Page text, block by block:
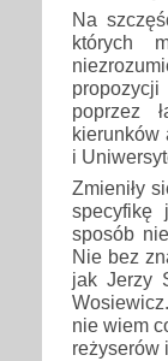
Na
których
poprzez
kierunków
i
Zmieniły
specyfikę
sposób
Nie bez
jak Jerzy
nie wiem
reżyserów